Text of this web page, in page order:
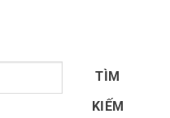
TÌM
KIẾM